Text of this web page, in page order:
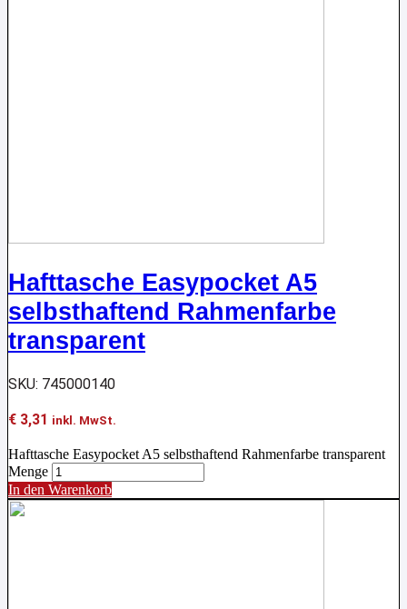
Hafttasche Easypocket A5
selbsthaftend Rahmenfarbe
transparent
SKU: 745000140
€ 3,31 inkl. MwSt.
Hafttasche Easypocket A5 selbsthaftend Rahmenfarbe transparent
Menge
In den Warenkorb